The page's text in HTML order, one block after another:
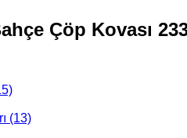
Çöp Kovası
(13)